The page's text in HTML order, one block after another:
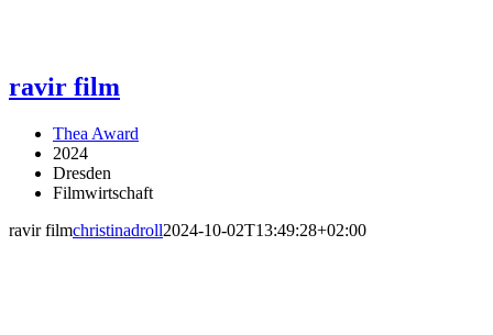
ravir film
Thea Award
2024
Dresden
Filmwirtschaft
ravir filmchristinadroll2024-10-02T13:49:28+02:00